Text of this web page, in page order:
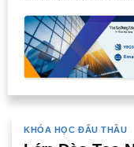
KHÓA HỌC ĐẤU THẦU